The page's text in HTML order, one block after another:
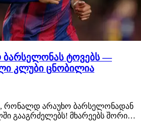
ტოვებს —
კლუბი ცნობილია
რონალდ არაუხო ბარსელონადან
გააგრძელებს! მხარეებს შორის